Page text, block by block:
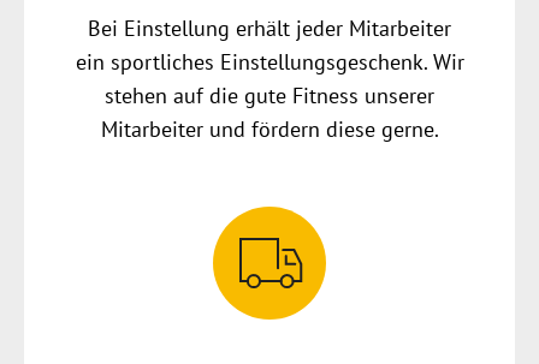
Bei Einstellung erhält jeder Mitarbeiter
ein sportliches Einstellungsgeschenk. Wir
stehen auf die gute Fitness unserer
Mitarbeiter und fördern diese gerne.